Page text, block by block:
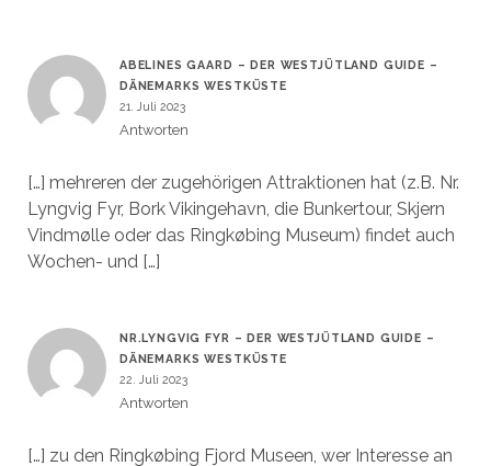
ABELINES GAARD – DER WESTJÜTLAND GUIDE –
DÄNEMARKS WESTKÜSTE
21. Juli 2023
Antworten
[…] mehreren der zugehörigen Attraktionen hat (z.B. Nr.
Lyngvig Fyr, Bork Vikingehavn, die Bunkertour, Skjern
Vindmølle oder das Ringkøbing Museum) findet auch
Wochen- und […]
NR.LYNGVIG FYR – DER WESTJÜTLAND GUIDE –
DÄNEMARKS WESTKÜSTE
22. Juli 2023
Antworten
[…] zu den Ringkøbing Fjord Museen, wer Interesse an